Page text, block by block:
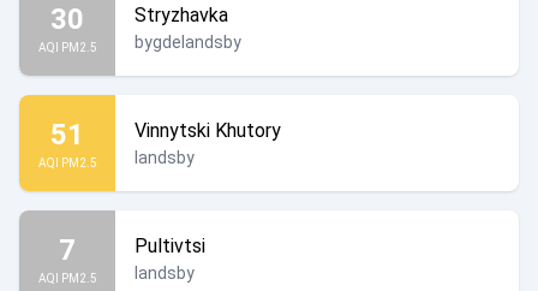
30
AQI PM2.5
Stryzhavka
bygdelandsby
51
AQI PM2.5
Vinnytski Khutory
landsby
7
AQI PM2.5
Pultivtsi
landsby